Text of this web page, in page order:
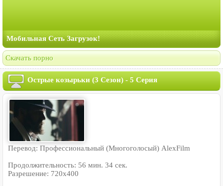
Мобильная Сеть Загрузок!
Скачать порно
Острые козырьки (3 Сезон) - 5 Серия
Перевод: Профессиональный (Многоголосый) AlexFilm
Продолжительность: 56 мин. 34 сек.
Разрешение: 720x400